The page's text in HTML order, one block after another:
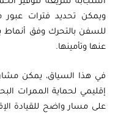
ويمكن تحديد فترات
للسفن بالتحرك وفق أنماط
عنها وتأمينها.
في هذا السياق، يمكن
إقليمي لحماية الممرات
على مسار واضح للقيادة